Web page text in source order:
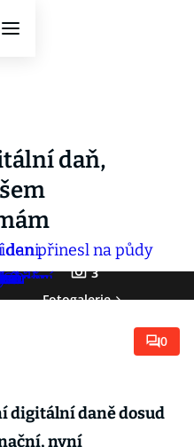
daň,
3
Fotogalerie
0
digitální daně dosud
nyní